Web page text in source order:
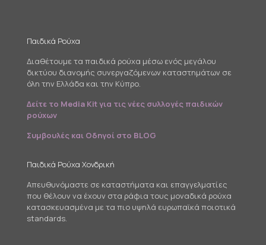
Παιδικά Ρούχα
Διαθέτουμε τα παιδικά ρούχα μέσω ενός μεγάλου
δικτύου διανομής συνεργαζόμενων καταστημάτων σε
όλη την Ελλάδα και την Κύπρο.
Δείτε το Media Kit για τις νέες συλλογές παιδικών
ρούχων
Συμβουλές και Οδηγοί στο BLOG
Παιδικά Ρούχα Χονδρική
Απευθυνόμαστε σε καταστήματα και επαγγελματίες
που θέλουν να έχουν στα ράφια τους μοναδικά ρούχα
κατασκευασμένα με τα πιο υψηλά ευρωπαϊκά ποιοτικά
standards.